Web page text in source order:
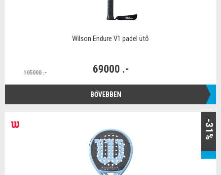
Wilson Endure V1 padel ütő
105000 .- 69000 .-
BŐVEBBEN
-31%